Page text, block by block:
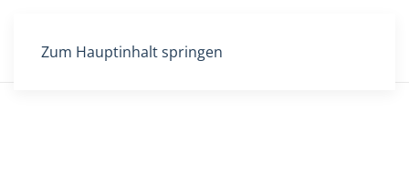
Zum Hauptinhalt springen